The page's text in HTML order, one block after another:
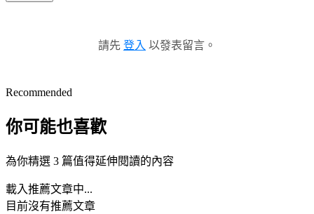
請先 登入 以發表留言。
Recommended
你可能也喜歡
為你精選 3 篇值得延伸閱讀的內容
載入推薦文章中...
目前沒有推薦文章